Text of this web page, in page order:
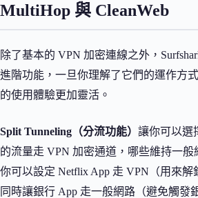
MultiHop 與 CleanWeb
除了基本的 VPN 加密連線之外，
進階功能，一旦你理解了它們的運作方
的使用體驗更加靈活。
Split Tunneling（分流功能） 讓你可以選
的流量走 VPN 加密通道，哪些維持一般
你可以設定 Netflix App 走 VPN（用來解
同時讓銀行 App 走一般網路（避免觸發